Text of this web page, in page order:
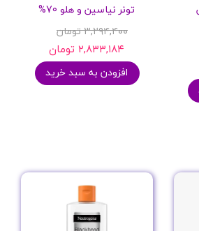
تونر نیاسین و هلو 70%
۳,۲۹۴,۴۰۰ تومان
۲,۸۳۳,۱۸۴ تومان
افزودن به سبد خرید